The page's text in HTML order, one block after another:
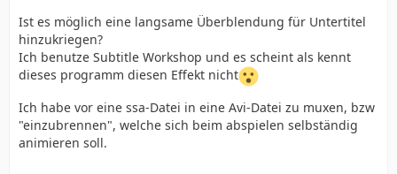
Ist es möglich eine langsame Überblendung für Untertitel
hinzukriegen?
Ich benutze Subtitle Workshop und es scheint als kennt
dieses programm diesen Effekt nicht
Ich habe vor eine ssa-Datei in eine Avi-Datei zu muxen, bzw
"einzubrennen", welche sich beim abspielen selbständig
animieren soll.